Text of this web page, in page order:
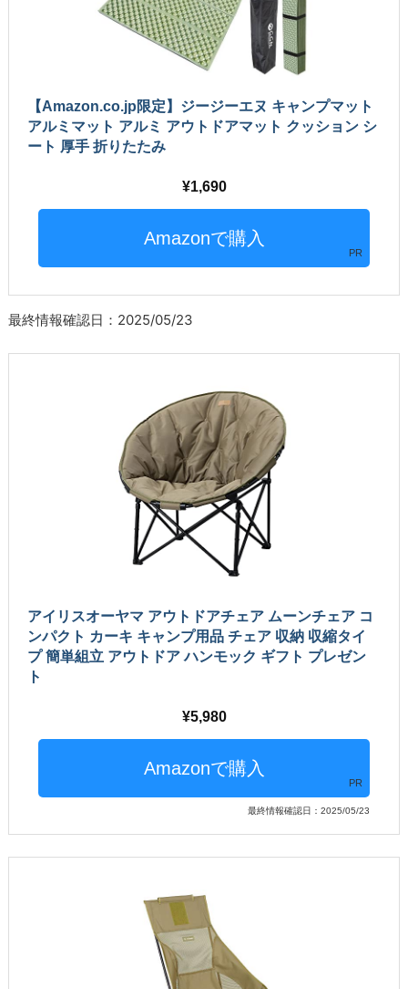
【Amazon.co.jp限定】ジージーエヌ キャンプマット
アルミマット アルミ アウトドアマット クッション シ
ート 厚手 折りたたみ
1,690
PR
最終情報確認日：2025/05/23
アイリスオーヤマ アウトドアチェア ムーンチェア コ
ンパクト カーキ キャンプ用品 チェア 収納 収縮タイ
プ 簡単組立 アウトドア ハンモック ギフト プレゼン
ト
5,980
PR
最終情報確認日：2025/05/23